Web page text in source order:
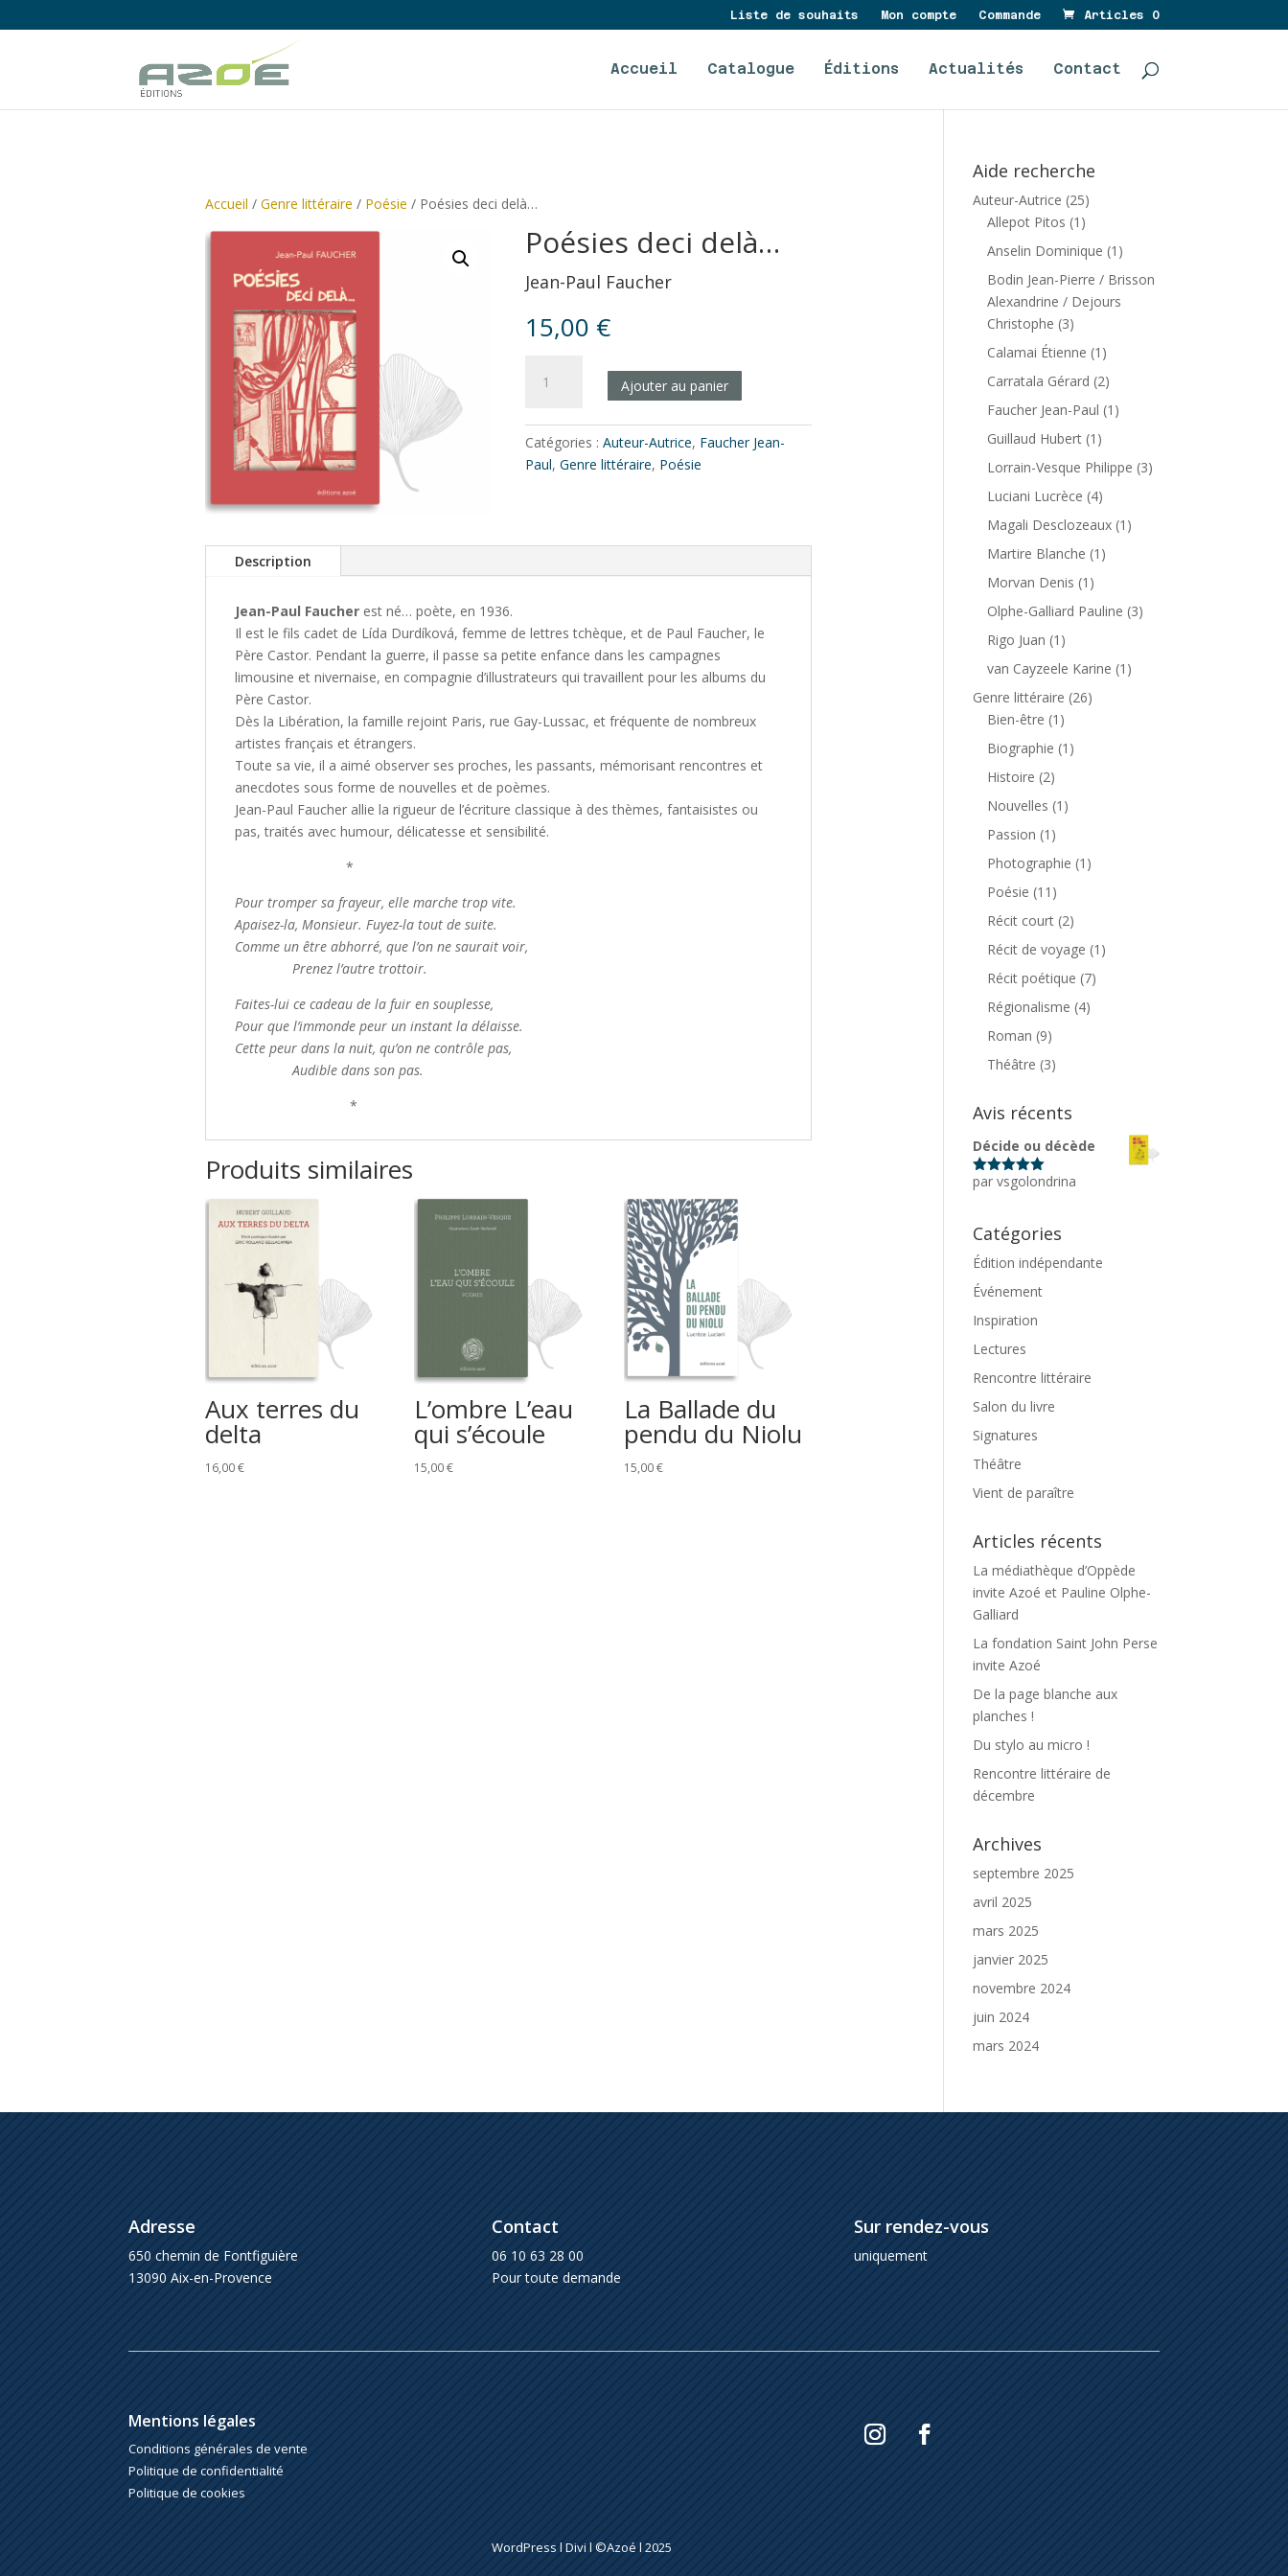
Liste de souhaits Mon compte Commande Articles 0
Accueil Catalogue Éditions Actualités Contact
Accueil / Genre littéraire / Poésie / Poésies deci delà…
Poésies deci delà…
Jean-Paul Faucher
15,00 €
deci
delà…
Ajouter au panier
Catégories : Auteur-Autrice, Faucher Jean-
Paul, Genre littéraire, Poésie
Description
Jean-Paul Faucherest né… poète, en 1936.
Il est le fils cadet de Lída Durdíková, femme de lettres tchèque, et de Paul Faucher, le
Père Castor. Pendant la guerre, il passe sa petite enfance dans les campagnes
limousine et nivernaise, en compagnie d’illustrateurs qui travaillent pour les albums du
Père Castor.
Dès la Libération, la famille rejoint Paris, rue Gay-Lussac, et fréquente de nombreux
artistes français et étrangers.
Toute sa vie, il a aimé observer ses proches, les passants, mémorisant rencontres et
anecdotes sous forme de nouvelles et de poèmes.
Jean-Paul Faucher allie la rigueur de l’écriture classique à des thèmes, fantaisistes ou
pas, traités avec humour, délicatesse et sensibilité.
*
Pour tromper sa frayeur, elle marche trop vite.
Apaisez-la, Monsieur. Fuyez-la tout de suite.
Comme un être abhorré, que l’on ne saurait voir,
Prenez l’autre trottoir.
Faites-lui ce cadeau de la fuir en souplesse,
Pour que l’immonde peur un instant la délaisse.
Cette peur dans la nuit, qu’on ne contrôle pas,
Audible dans son pas.
*
Produits similaires
Aux terres du
delta
16,00€
L’ombre L’eau
qui s’écoule
15,00€
La Ballade du
pendu du Niolu
15,00€
Aide recherche
Auteur-Autrice (25)
Allepot Pitos (1)
Anselin Dominique (1)
Bodin Jean-Pierre / Brisson
Alexandrine / Dejours
Christophe (3)
Calamai Étienne (1)
Carratala Gérard (2)
Faucher Jean-Paul (1)
Guillaud Hubert (1)
Lorrain-Vesque Philippe (3)
Luciani Lucrèce (4)
Magali Desclozeaux (1)
Martire Blanche (1)
Morvan Denis (1)
Olphe-Galliard Pauline (3)
Rigo Juan (1)
van Cayzeele Karine (1)
Genre littéraire (26)
Bien-être (1)
Biographie (1)
Histoire (2)
Nouvelles (1)
Passion (1)
Photographie (1)
Poésie (11)
Récit court (2)
Récit de voyage (1)
Récit poétique (7)
Régionalisme (4)
Roman (9)
Théâtre (3)
Avis récents
Décide ou décède
Note5sur
par vsgolondrina
Catégories
Édition indépendante
Événement
Inspiration
Lectures
Rencontre littéraire
Salon du livre
Signatures
Théâtre
Vient de paraître
Articles récents
La médiathèque d’Oppède
invite Azoé et Pauline Olphe-
Galliard
La fondation Saint John Perse
invite Azoé
De la page blanche aux
planches !
Du stylo au micro !
Rencontre littéraire de
décembre
Archives
septembre 2025
avril 2025
mars 2025
janvier 2025
novembre 2024
juin 2024
mars 2024
Adresse
650 chemin de Fontfiguière
13090 Aix-en-Provence
Contact
06 10 63 28 00
Pour toute demande
Sur rendez-vous
uniquement
Mentions légales
Conditions générales de vente
Politique de confidentialité
Politique de cookies
WordPress l Divi l ©Azoé l 2025